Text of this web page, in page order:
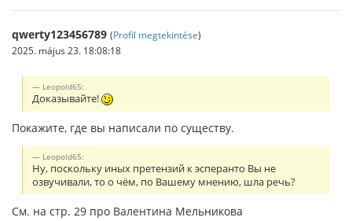
qwerty123456789 (Profil megtekintése)
2025. május 23. 18:08:18
Leopold65:
Доказывайте!
Покажите, где вы написали по существу.
Leopold65:
Ну, поскольку иных претензий к эсперанто Вы не
озвучивали, то о чём, по Вашему мнению, шла речь?
См. на стр. 29 про Валентина Мельникова